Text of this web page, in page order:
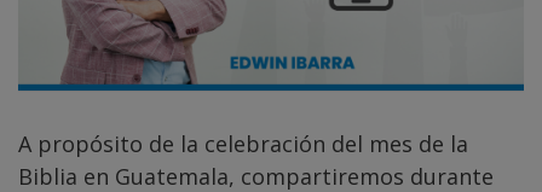
A propósito de la celebración del mes de la
Biblia en Guatemala, compartiremos durante